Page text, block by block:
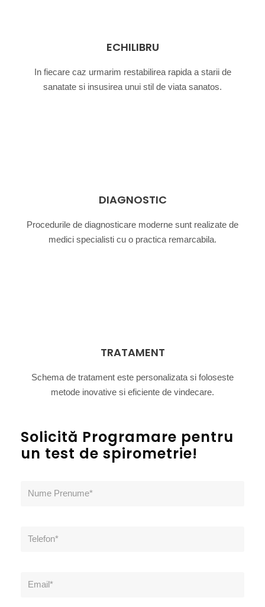
ECHILIBRU
In fiecare caz urmarim restabilirea rapida a starii de
sanatate si insusirea unui stil de viata sanatos.
DIAGNOSTIC
Procedurile de diagnosticare moderne sunt realizate de
medici specialisti cu o practica remarcabila.
TRATAMENT
Schema de tratament este personalizata si foloseste
metode inovative si eficiente de vindecare.
Solicită Programare pentru
un test de spirometrie!